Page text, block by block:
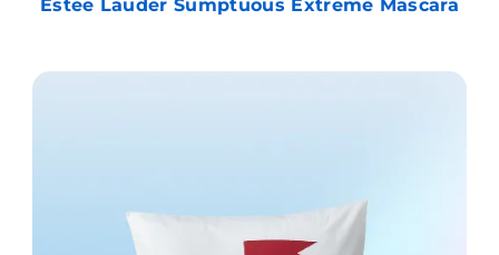
Estee Lauder Sumptuous Extreme Mascara